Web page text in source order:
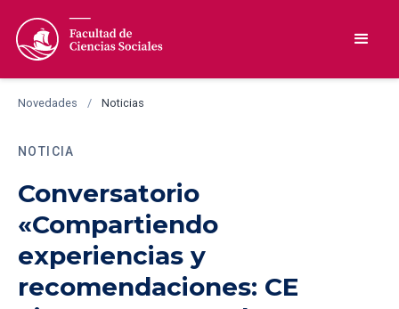
Novedades / Noticias
NOTICIA
Conversatorio
«Compartiendo
experiencias y
recomendaciones: CE